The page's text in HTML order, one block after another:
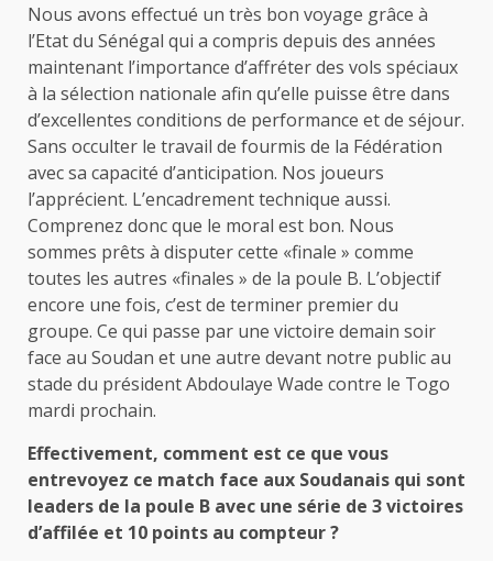
Nous avons effectué un très bon voyage grâce à
l’Etat du Sénégal qui a compris depuis des années
maintenant l’importance d’affréter des vols spéciaux
à la sélection nationale afin qu’elle puisse être dans
d’excellentes conditions de performance et de séjour.
Sans occulter le travail de fourmis de la Fédération
avec sa capacité d’anticipation. Nos joueurs
l’apprécient. L’encadrement technique aussi.
Comprenez donc que le moral est bon. Nous
sommes prêts à disputer cette «finale » comme
toutes les autres «finales » de la poule B. L’objectif
encore une fois, c’est de terminer premier du
groupe. Ce qui passe par une victoire demain soir
face au Soudan et une autre devant notre public au
stade du président Abdoulaye Wade contre le Togo
mardi prochain.
Effectivement, comment est ce que vous
entrevoyez ce match face aux Soudanais qui sont
leaders de la poule B avec une série de 3 victoires
d’affilée et 10 points au compteur ?